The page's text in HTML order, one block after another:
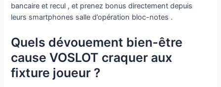
bancaire et recul , et prenez bonus directement depuis
leurs smartphones salle d’opération bloc-notes .
Quels dévouement bien-être
cause VOSLOT craquer aux
fixture joueur ?